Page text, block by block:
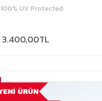
100% UV Protected
3.400,00TL